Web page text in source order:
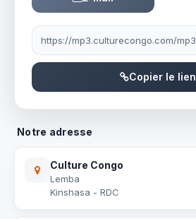
Lien à partager
Copier le lien
Notre adresse
Culture Congo
Lemba
Kinshasa - RDC